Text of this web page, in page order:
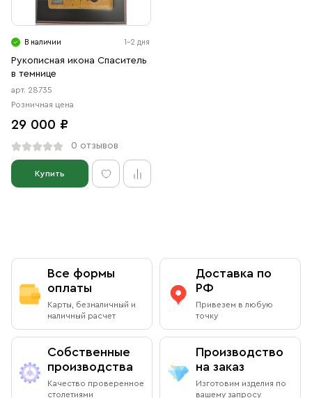
Свечи
Ювелирные изделия
В наличии 1-2 дня
Рукописная икона Спаситель
в темнице
арт. 28735
Розничная цена
29 000 ₽
0 отзывов
Купить
Все формы
оплаты
Карты, безналичный и
наличный расчет
Доставка по
РФ
Привезем в любую
точку
Собственные
производства
Качество проверенное
столетиями
Производство
на заказ
Изготовим изделия по
вашему запросу